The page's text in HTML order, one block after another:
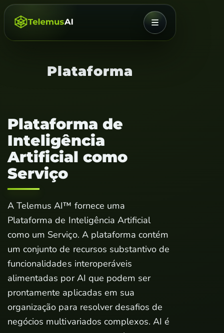
MENU
Plataforma
Plataforma de
Inteligência
Artificial como
Serviço
A Telemus AI™ fornece uma
Plataforma de Inteligência Artificial
como um Serviço. A plataforma contém
um conjunto de recursos substantivo de
funcionalidades interoperáveis
alimentadas por AI que podem ser
prontamente aplicadas em sua
organização para resolver desafios de
negócios multivariados complexos. AI é